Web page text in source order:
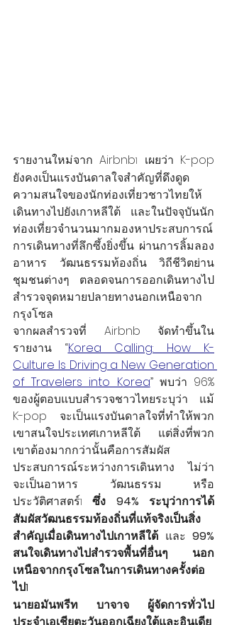
รายงานใหม่จาก Airbnb1
เผยว่า K-pop
ยังคงเป็นแรงบันดาลใจสำคัญที่ดึงดูด
ความสนใจของนักท่องเที่ยวชาวไทยให้
เดินทางไปยังเกาหลีใต้ และในปัจจุบันนัก
ท่องเที่ยวจำนวนมากมองหาประสบการณ์
การเดินทางที่ลึกซึ้งยิ่งขึ้น ผ่านการลิ้มลอง
อาหาร วัฒนธรรมท้องถิ่น วิถีชีวิตย่าน
ชุมชนต่างๆ  ตลอดจนการออกเดินทางไป
สำรวจจุดหมายปลายทางนอกเหนือจาก
กรุงโซล
จากผลสำรวจที่ Airbnb จัดทำขึ้นใน
รายงาน “Korea Calling: How K-
Culture Is Driving a New Generation
of Travelers into Korea” พบว่า 96%
ของผู้ตอบแบบสำรวจชาวไทยระบุว่า แม้
K-pop จะเป็นแรงบันดาลใจที่ทำให้พวก
เขาสนใจประเทศเกาหลีใต้ แต่สิ่งที่พวก
เขาต้องมากกว่านั้นคือการสัมผัส
ประสบการณ์ระหว่างการเดินทาง ไม่ว่า
จะเป็นอาหาร วัฒนธรรม หรือ
ประวัติศาสตร์1
ซึ่ง 94% ระบุว่าการได้
สัมผัสวัฒนธรรมท้องถิ่นที่แท้จริงเป็นสิ่ง
สำคัญเมื่อเดินทางไปเกาหลีใต้ และ 99%
สนใจเดินทางไปสำรวจพื้นที่อื่นๆ นอก
เหนือจากกรุงโซลในการเดินทางครั้งต่อ
ไป1
นายอมันพรีท บาจาจ ผู้จัดการทั่วไป